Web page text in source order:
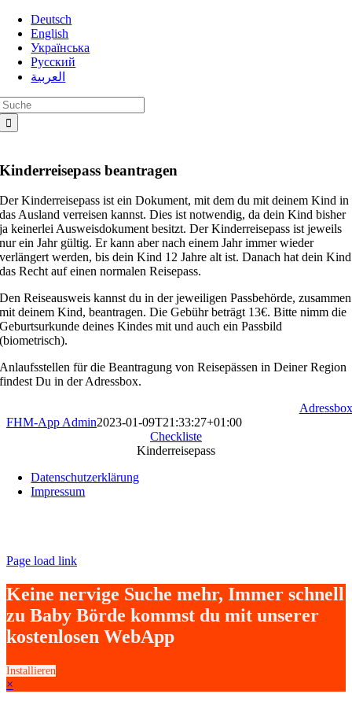
Zum
Inhalt
springen
Deutsch
English
Українська
Русский
العربية
Kinderreisepass beantragen
Der Kinderreisepass ist ein Dokument, mit dem du mit deinem Kind in
das Ausland verreisen kannst. Dies ist notwendig, da dein Kind bisher
ja keinerlei Ausweisdokument besitzt. Der Kinderreisepass ist jeweils
nur ein Jahr gültig. Er kann aber nach einem Jahr immer wieder
verlängert werden, bis dein Kind 12 Jahre alt ist. Danach hat dein Kind
das Recht auf einen normalen Reisepass.
Den Reiseausweis kannst du in der jeweiligen Passbehörde, zusammen
mit deinem Kind, beantragen. Die Gebühr beträgt 13€. Bitte nimm die
Geburtsurkunde deines Kindes mit und auch ein Passbild
(biometrisch).
Anlaufsstellen für die Beantragung von Reisepässen in Deiner Region
findest Du in der Adressbox.
Adressbox
FHM-App Admin2023-01-09T21:33:27+01:00
Checkliste
Kinderreisepass
Datenschutzerklärung
Impressum
Page load link
Keine nervige Suche mehr, Immer schnell
zu Baby Börde kommst du mit unserer
kostenlosen WebApp
Installieren
×